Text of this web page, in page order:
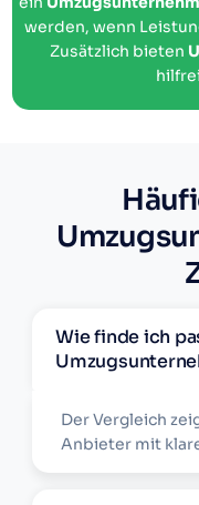
werden, wenn
Zusätzlich bieten
Wie finde ich
Der Vergleich
Anbieter mit